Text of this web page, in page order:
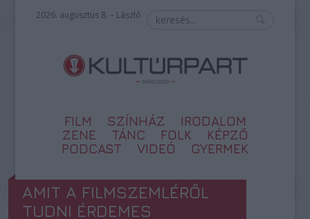
2026. augusztus 8. – László
FILM SZÍNHÁZ
IRODALOM
ZENE
TÁNC FOLK
KÉPZŐ
PODCAST
VIDEÓ GYERMEK
AMIT A FILMSZEMLÉRŐL
TUDNI ÉRDEMES